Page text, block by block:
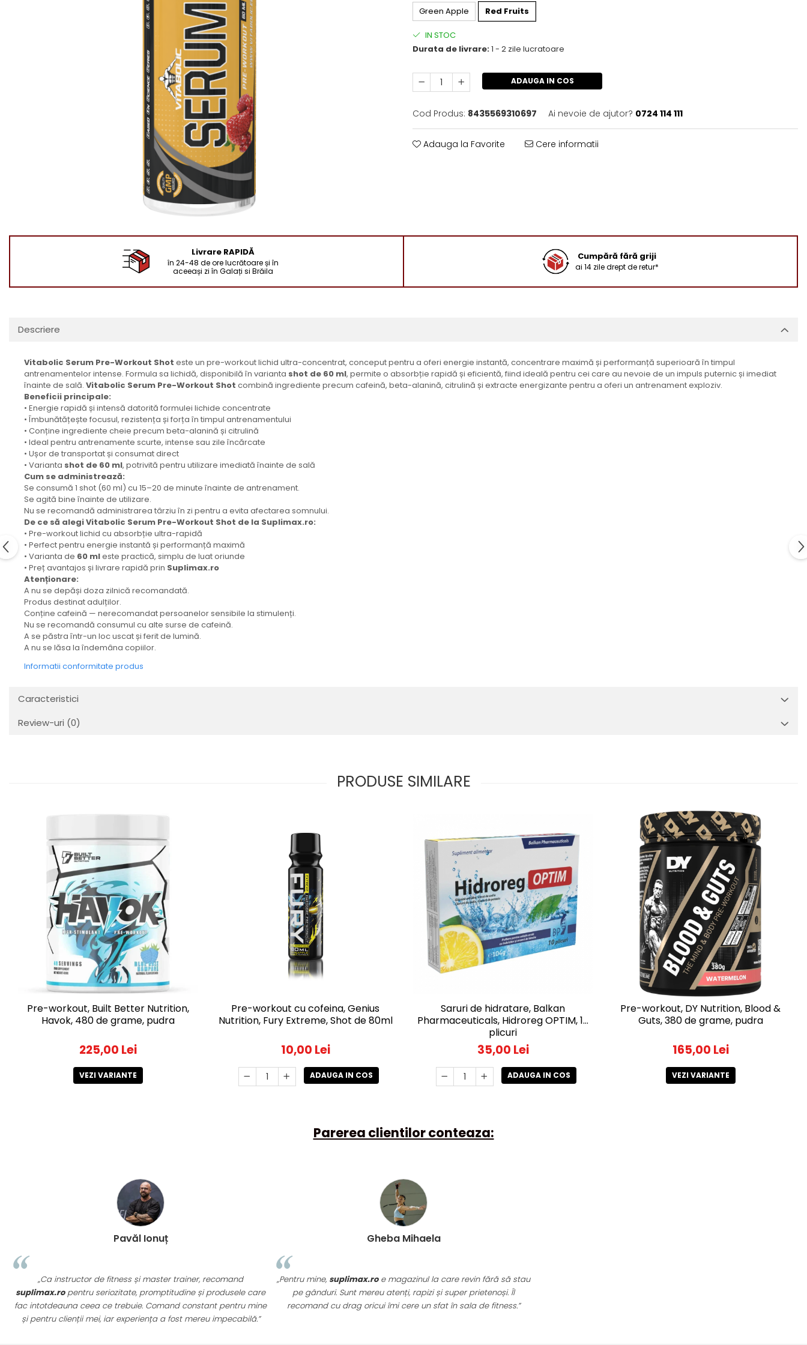
Green Apple Red Fruits
IN STOC
Durata de livrare:1 - 2 zile lucratoare
ADAUGA IN COS
Cod Produs: 8435569310697 Ai nevoie de ajutor? 0724 114 111
Adauga la Favorite Cere informatii
Livrare RAPIDĂ
în 24-48 de ore lucrătoare și în
aceeași zi în Galați si Brăila
Cumpără fără griji
ai 14 zile drept de retur*
Descriere
Vitabolic Serum Pre-Workout Shot este un pre-workout lichid ultra-concentrat, conceput pentru a oferi energie instantă, concentrare maximă și performanță superioară în timpul
antrenamentelor intense. Formula sa lichidă, disponibilă în varianta shot de 60 ml, permite o absorbție rapidă și eficientă, fiind ideală pentru cei care au nevoie de un impuls puternic și imediat
înainte de sală. Vitabolic Serum Pre-Workout Shot combină ingrediente precum cafeină, beta-alanină, citrulină și extracte energizante pentru a oferi un antrenament exploziv.
Beneficii principale:
• Energie rapidă și intensă datorită formulei lichide concentrate
• Îmbunătățește focusul, rezistența și forța în timpul antrenamentului
• Conține ingrediente cheie precum beta-alanină și citrulină
• Ideal pentru antrenamente scurte, intense sau zile încărcate
• Ușor de transportat și consumat direct
• Varianta shot de 60 ml, potrivită pentru utilizare imediată înainte de sală
Cum se administrează:
Se consumă 1 shot (60 ml) cu 15–20 de minute înainte de antrenament.
Se agită bine înainte de utilizare.
Nu se recomandă administrarea târziu în zi pentru a evita afectarea somnului.
De ce să alegi Vitabolic Serum Pre-Workout Shot de la Suplimax.ro:
• Pre-workout lichid cu absorbție ultra-rapidă
• Perfect pentru energie instantă și performanță maximă
• Varianta de 60 mleste practică, simplu de luat oriunde
• Preț avantajos și livrare rapidă prin Suplimax.ro
Atenționare:
A nu se depăși doza zilnică recomandată.
Produs destinat adulților.
Conține cafeină — nerecomandat persoanelor sensibile la stimulenți.
Nu se recomandă consumul cu alte surse de cafeină.
A se păstra într-un loc uscat și ferit de lumină.
A nu se lăsa la îndemâna copiilor.
Informatii conformitate produs
Caracteristici
Review-uri (0)
PRODUSE SIMILARE
Pre-workout, Built Better Nutrition,
Havok, 480 de grame, pudra
225,00 Lei
VEZI VARIANTE
Pre-workout cu cofeina, Genius
Nutrition, Fury Extreme, Shot de 80ml
10,00 Lei
ADAUGA IN COS
Saruri de hidratare, Balkan
Pharmaceuticals, Hidroreg OPTIM, 10
plicuri
35,00 Lei
ADAUGA IN COS
Pre-workout, DY Nutrition, Blood &
Guts, 380 de grame, pudra
165,00 Lei
VEZI VARIANTE
Parerea clientilor conteaza:
Pavăl Ionuț
„Ca instructor de fitness și master trainer, recomand
suplimax.ropentru seriozitate, promptitudine și produsele care
fac intotdeauna ceea ce trebuie. Comand constant pentru mine
și pentru clienții mei, iar experiența a fost mereu impecabilă.”
Gheba Mihaela
„Pentru mine, suplimax.roe magazinul la care revin fără să stau
pe gânduri. Sunt mereu atenți, rapizi și super prietenoși. Îl
recomand cu drag oricui îmi cere un sfat în sala de fitness.”